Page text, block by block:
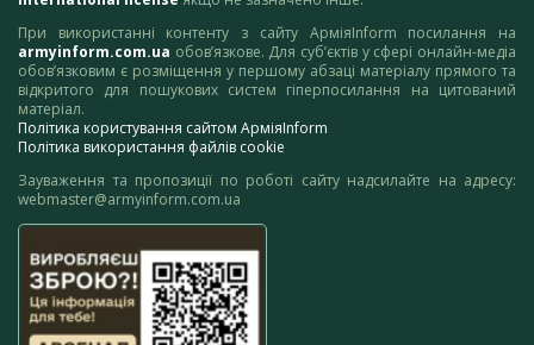
При використанні контенту з сайту АрміяInform посилання на
armyinform.com.ua обов’язкове. Для суб’єктів у сфері онлайн-медіа
обов’язковим є розміщення у першому абзаці матеріалу прямого та
відкритого для пошукових систем гіперпосилання на цитований
матеріал.
Політика користування сайтом АрміяInform
Політика використання файлів cookie
Зауваження та пропозиції по роботі сайту надсилайте на адресу:
webmaster@armyinform.com.ua